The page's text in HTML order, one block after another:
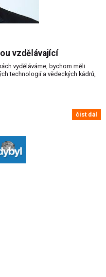
vzdělávající
vyděláváme, bychom měli
technologií a vědeckých kádrů,
číst dál